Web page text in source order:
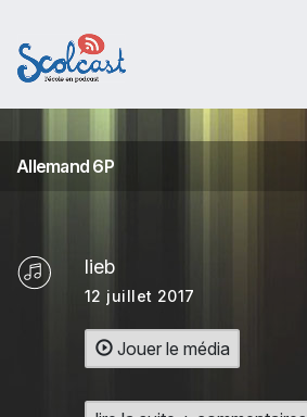
Allemand 6P
lieb
12 juillet 2017
Jouer le média